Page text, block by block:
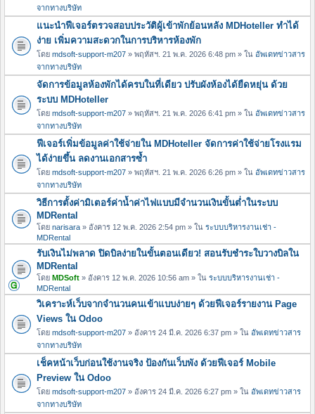
จากทางบริษัท
แนะนำฟีเจอร์ตรวจสอบประวัติผู้เข้าพักย้อนหลัง MDHoteller ทำได้
ง่าย เพิ่มความสะดวกในการบริหารห้องพัก
โดย mdsoft-support-m207 » พฤหัสฯ. 21 พ.ค. 2026 6:48 pm » ใน อัพเดทข่าวสาร
จากทางบริษัท
จัดการข้อมูลห้องพักได้ครบในที่เดียว ปรับผังห้องได้ยืดหยุ่น ด้วย
ระบบ MDHoteller
โดย mdsoft-support-m207 » พฤหัสฯ. 21 พ.ค. 2026 6:41 pm » ใน อัพเดทข่าวสาร
จากทางบริษัท
ฟีเจอร์เพิ่มข้อมูลค่าใช้จ่ายใน MDHoteller จัดการค่าใช้จ่ายโรงแรม
ได้ง่ายขึ้น ลดงานเอกสารซ้ำ
โดย mdsoft-support-m207 » พฤหัสฯ. 21 พ.ค. 2026 6:26 pm » ใน อัพเดทข่าวสาร
จากทางบริษัท
วิธีการตั้งค่ามิเตอร์ค่าน้ำค่าไฟแบบมีจำนวนเงินขั้นต่ำในระบบ
MDRental
โดย narisara » อังคาร 12 พ.ค. 2026 2:54 pm » ใน ระบบบริหารงานเช่า -
MDRental
รับเงินไม่พลาด ปิดบิลง่ายในขั้นตอนเดียว! สอนรับชำระใบวางบิลใน
MDRental
โดย MDSoft » อังคาร 12 พ.ค. 2026 10:56 am » ใน ระบบบริหารงานเช่า -
MDRental
วิเคราะห์เว็บจากจำนวนคนเข้าแบบง่ายๆ ด้วยฟีเจอร์รายงาน Page
Views ใน Odoo
โดย mdsoft-support-m207 » อังคาร 24 มี.ค. 2026 6:37 pm » ใน อัพเดทข่าวสาร
จากทางบริษัท
เช็คหน้าเว็บก่อนใช้งานจริง ป้องกันเว็บพัง ด้วยฟีเจอร์ Mobile
Preview ใน Odoo
โดย mdsoft-support-m207 » อังคาร 24 มี.ค. 2026 6:27 pm » ใน อัพเดทข่าวสาร
จากทางบริษัท